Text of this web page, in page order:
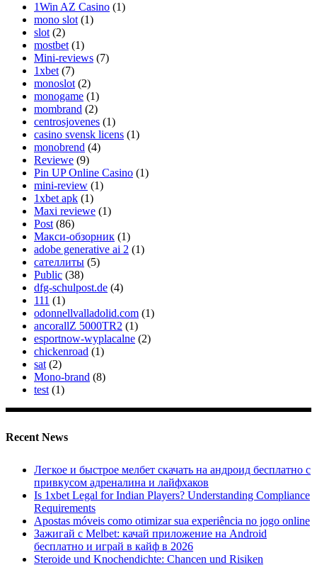
1Win AZ Casino (1)
mono slot (1)
slot (2)
mostbet (1)
Mini-reviews (7)
1xbet (7)
monoslot (2)
monogame (1)
mombrand (2)
centrosjovenes (1)
casino svensk licens (1)
monobrend (4)
Reviewe (9)
Pin UP Online Casino (1)
mini-review (1)
1xbet apk (1)
Maxi reviewe (1)
Post (86)
Макси-обзорник (1)
adobe generative ai 2 (1)
сателлиты (5)
Public (38)
dfg-schulpost.de (4)
111 (1)
odonnellvalladolid.com (1)
ancorallZ 5000TR2 (1)
esportnow-wyplacalne (2)
chickenroad (1)
sat (2)
Mono-brand (8)
test (1)
Recent News
Легкое и быстрое мелбет скачать на андроид бесплатно с
привкусом адреналина и лайфхаков
Is 1xbet Legal for Indian Players? Understanding Compliance
Requirements
Apostas móveis como otimizar sua experiência no jogo online
Зажигай с Melbet: качай приложение на Android
бесплатно и играй в кайф в 2026
Steroide und Knochendichte: Chancen und Risiken